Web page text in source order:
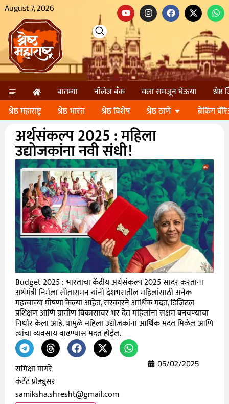
August 7, 2026
बातम्या नॉलेज बॅंक चला समजून घेऊया
श्रेष्ठ
श्रेष्ठ महाराष्ट्र
श्रेष्ठ भारत श्रेष्ठ विशेष श्रेष्ठ ठाणे ब्रेकिंग
अर्थसंकल्प 2025 : महिला
उद्योजकांना नवी संधी!
Budget 2025 : भारताचा केंद्रीय अर्थसंकल्प 2025 सादर करताना
अर्थमंत्री निर्मला सीतारामन यांनी देशभरातील महिलांसाठी अनेक
महत्त्वाच्या घोषणा केल्या आहेत, सरकारने आर्थिक मदत, डिजिटल
प्रशिक्षण आणि ग्रामीण विकासावर भर देत महिलांना सक्षम बनवण्याचा
निर्धार केला आहे. यामुळे महिला उद्योजकांना आर्थिक मदत मिळेल आणि
त्यांचा व्यवसाय वाढण्यास मदत होईल.
समिक्षा घागरे
कंटेंट प्रोड्युसर
samiksha.shresht@gmail.com
05/02/2025